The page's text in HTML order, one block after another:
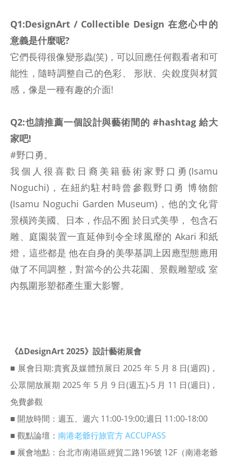
Q1:DesignArt / Collectible Design 在您心中的
意義是什麼呢?
它們長得很像變形蟲(笑)，可以回應任何觀看者和可
能性，隨時調整自己的色彩、 形狀、尖銳度與材質
感，像是一種有趣的介面!
Q2:也請推薦一個設計與藝術間的 #hashtag 給大
家吧!
#野口勇。
我個人很喜歡日裔美籍藝術家野口勇(Isamu
Noguchi)，在紐約駐村時曾參觀野口勇 博物館
(Isamu Noguchi Garden Museum)，他的文化背
景橫跨美國、日本，作品不囿 於日式美學， 包含石
雕、庭園裝置一直延伸到令全球風靡的 Akari 和紙
燈，這些都是 他在自身的美學基調上因應型態應用
做了不同調整，對當今的公共花園、景觀雕塑或 室
內氛圍形塑都產生重大影響。
《ΔDesignArt 2025》設計藝術展會
■ 展會日期:貴賓及媒體預展日 2025 年 5 月 8 日(週四)，
公眾開放展期 2025 年 5 月 9 日(週五)-5 月 11 日(週日)，
免費參觀
■ 開放時間：週五、週六 11:00-19:00;週日 11:00-18:00
■ 觀點論壇： 南港老爺行旅官方 ACCUPASS
■ 展會地點：台北市南港區經貿二路196號 12F（南港老爺